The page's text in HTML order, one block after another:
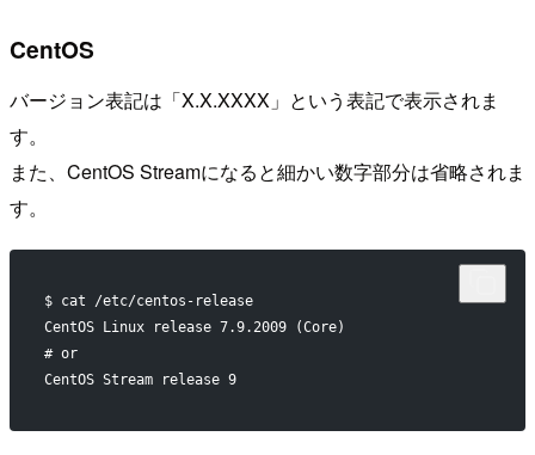
CentOS
バージョン表記は「X.X.XXXX」という表記で表示されま
す。
また、CentOS Streamになると細かい数字部分は省略されま
す。
$ cat /etc/centos-release
CentOS Linux release 7.9.2009 (Core)
# or
CentOS Stream release 9